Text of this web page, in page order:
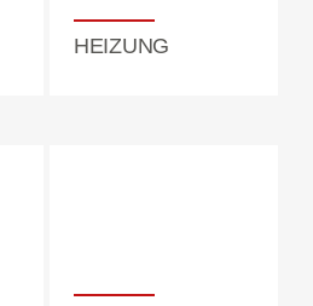
Heizung
HEIZUNG